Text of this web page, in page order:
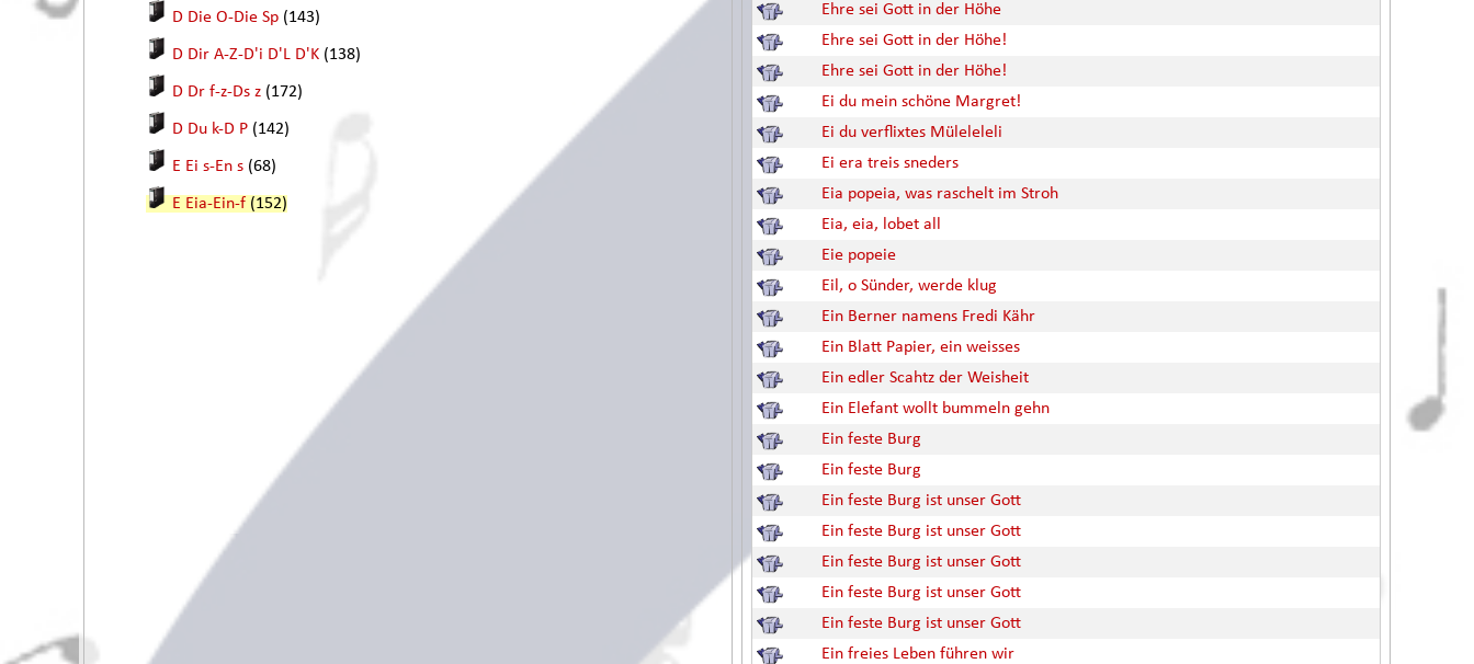
D Die O-Die Sp (143)
D Dir A-Z-D'i D'L D'K (138)
D Dr f-z-Ds z (172)
D Du k-D P (142)
E Ei s-En s (68)
E Eia-Ein-f (152)
Ehre sei Gott in der Höhe
Ehre sei Gott in der Höhe!
Ehre sei Gott in der Höhe!
Ei du mein schöne Margret!
Ei du verflixtes Müleleleli
Ei era treis sneders
Eia popeia, was raschelt im Stroh
Eia, eia, lobet all
Eie popeie
Eil, o Sünder, werde klug
Ein Berner namens Fredi Kähr
Ein Blatt Papier, ein weisses
Ein edler Scahtz der Weisheit
Ein Elefant wollt bummeln gehn
Ein feste Burg
Ein feste Burg
Ein feste Burg ist unser Gott
Ein feste Burg ist unser Gott
Ein feste Burg ist unser Gott
Ein feste Burg ist unser Gott
Ein feste Burg ist unser Gott
Ein freies Leben führen wir